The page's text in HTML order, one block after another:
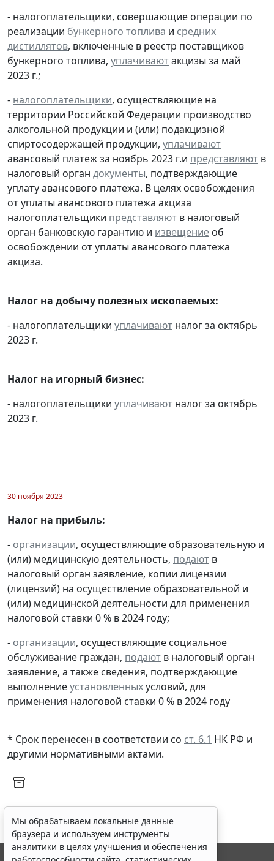
- налогоплательщики, совершающие операции по
реализации бункерного топлива и средних
дистиллятов, включенные в реестр поставщиков
бункерного топлива, уплачиваютакцизы за май
2023 г.;
- налогоплательщики, осуществляющие на
территории Российской Федерации производство
алкогольной продукции и (или) подакцизной
спиртосодержащей продукции, уплачивают
авансовый платеж за ноябрь 2023 г.и представляют в
налоговый орган документы, подтверждающие
уплату авансового платежа. В целях освобождения
от уплаты авансового платежа акциза
налогоплательщики представляют в налоговый
орган банковскую гарантию и извещение об
освобождении от уплаты авансового платежа
акциза.
Налог на добычу полезных ископаемых:
- налогоплательщики уплачивают налог за октябрь
2023 г.
Налог на игорный бизнес:
- налогоплательщики уплачивают налог за октябрь
2023 г.
30 ноября 2023
Налог на прибыль:
- организации, осуществляющие образовательную и
(или) медицинскую деятельность, подают в
налоговый орган заявление, копии лицензии
(лицензий) на осуществление образовательной и
(или) медицинской деятельности для применения
налоговой ставки 0 % в 2024 году;
- организации, осуществляющие социальное
обслуживание граждан, подают в налоговый орган
заявление, а также сведения, подтверждающие
выполнениеустановленныхусловий, для
применения налоговой ставки 0 % в 2024 году
* Срок перенесен в соответствии со ст. 6.1 НК РФ и
другими нормативными актами.
Мы обрабатываем локальные данные
браузера и используем инструменты
аналитики в целях улучшения и обеспечения